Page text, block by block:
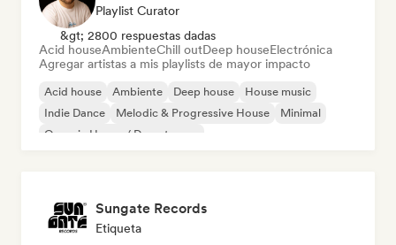
Playlist Curator
&gt; 2800 respuestas dadas
Acid houseAmbienteChill outDeep houseElectrónica
Agregar artistas a mis playlists de mayor impacto
Acid house Ambiente Deep house
House music
Indie Dance
Melodic & Progressive House
Minimal
Organic House / Downtempo
Sungate Records
Etiqueta